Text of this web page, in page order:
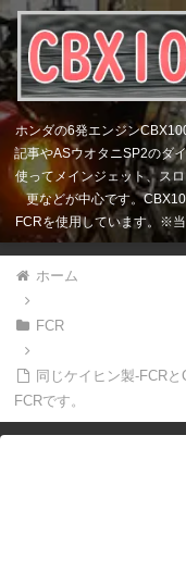
ホンダの6発エンジン
記事やASウオタニSP2のダ
使ってメインジェット、ス
更などが中心です。
FCRを使用しています。※
ホーム
FCR
同じケイヒン製-FCR
FCRです。